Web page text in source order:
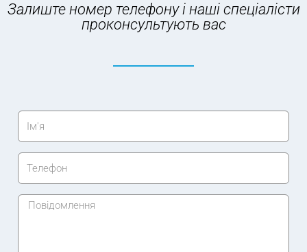
Залиште номер телефону і наші спеціалісти
проконсультують вас